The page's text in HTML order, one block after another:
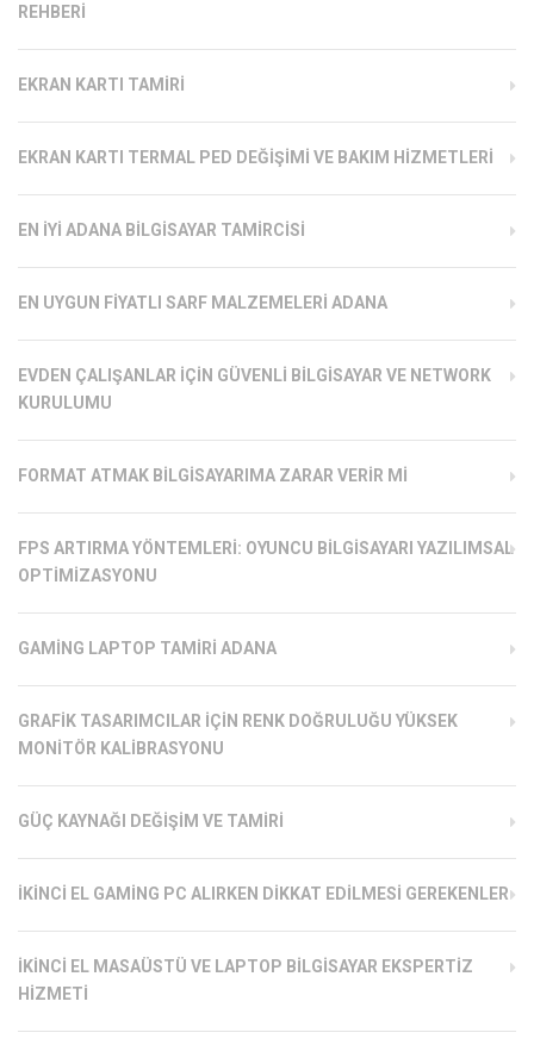
REHBERI
EKRAN KARTI TAMIRI
EKRAN KARTI TERMAL PED DEĞIŞIMI VE BAKIM HIZMETLERI
EN İYI ADANA BILGISAYAR TAMIRCISI
EN UYGUN FIYATLI SARF MALZEMELERI ADANA
EVDEN ÇALIŞANLAR İÇIN GÜVENLI BILGISAYAR VE NETWORK
KURULUMU
FORMAT ATMAK BILGISAYARIMA ZARAR VERIR MI
FPS ARTIRMA YÖNTEMLERI: OYUNCU BILGISAYARI YAZILIMSAL
OPTIMIZASYONU
GAMING LAPTOP TAMIRI ADANA
GRAFIK TASARIMCILAR İÇIN RENK DOĞRULUĞU YÜKSEK
MONITÖR KALIBRASYONU
GÜÇ KAYNAĞI DEĞIŞIM VE TAMIRI
İKINCI EL GAMING PC ALIRKEN DIKKAT EDILMESI GEREKENLER
İKINCI EL MASAÜSTÜ VE LAPTOP BILGISAYAR EKSPERTIZ
HIZMETI